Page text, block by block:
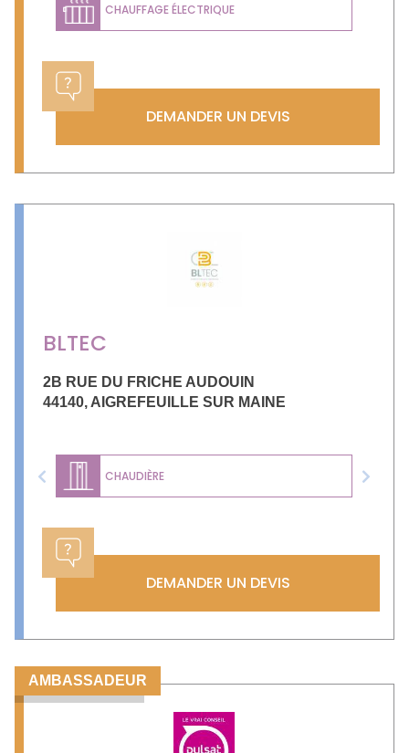
CHAUFFAGE ÉLECTRIQUE
DEMANDER UN DEVIS
BLTEC
2B RUE DU FRICHE AUDOUIN
44140,AIGREFEUILLE SUR MAINE
CHAUDIÈRE
Previous Next
DEMANDER UN DEVIS
AMBASSADEUR